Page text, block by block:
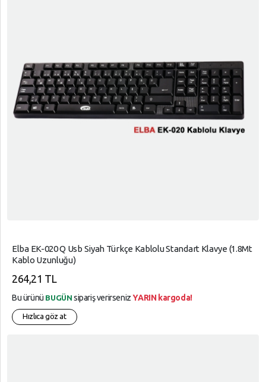
Elba EK-020 Q Usb Siyah Türkçe Kablolu Standart Klavye (1.8Mt
Kablo Uzunluğu)
264,21 TL
Bu ürünü BUGÜN sipariş verirsenizYARIN kargoda!
Hızlıca göz at